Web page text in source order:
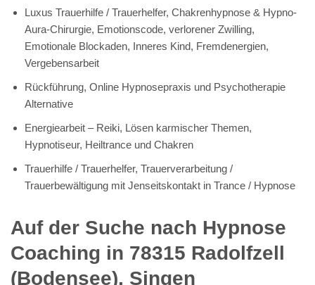
Luxus Trauerhilfe / Trauerhelfer, Chakrenhypnose & Hypno-
Aura-Chirurgie, Emotionscode, verlorener Zwilling,
Emotionale Blockaden, Inneres Kind, Fremdenergien,
Vergebensarbeit
Rückführung, Online Hypnosepraxis und Psychotherapie
Alternative
Energiearbeit – Reiki, Lösen karmischer Themen,
Hypnotiseur, Heiltrance und Chakren
Trauerhilfe / Trauerhelfer, Trauerverarbeitung /
Trauerbewältigung mit Jenseitskontakt in Trance / Hypnose
Auf der Suche nach Hypnose
Coaching in 78315 Radolfzell
(Bodensee), Singen